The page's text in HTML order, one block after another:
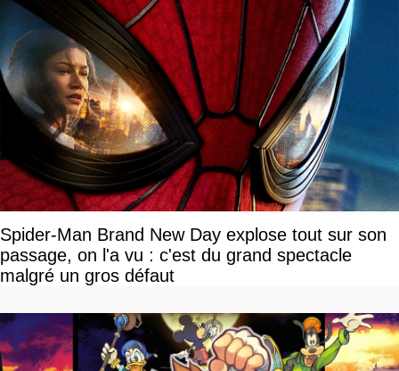
Spider-Man Brand New Day explose tout sur son
passage, on l'a vu : c'est du grand spectacle
malgré un gros défaut